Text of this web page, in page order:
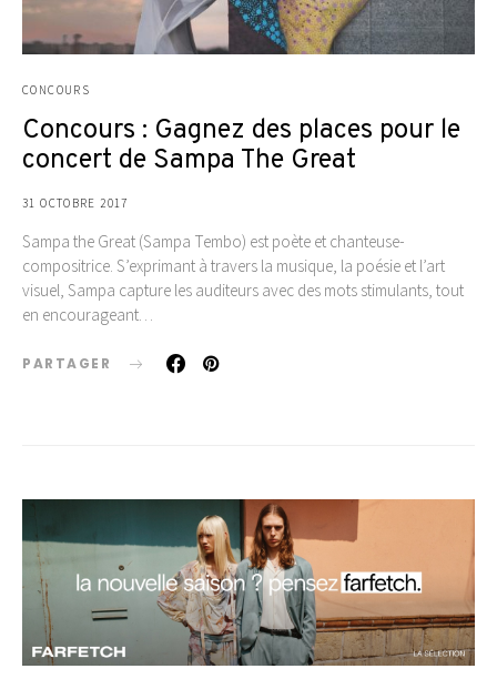
CONCOURS
Concours : Gagnez des places pour le
concert de Sampa The Great
31 OCTOBRE 2017
Sampa the Great (Sampa Tembo) est poète et chanteuse-
compositrice. S’exprimant à travers la musique, la poésie et l’art
visuel, Sampa capture les auditeurs avec des mots stimulants, tout
en encourageant…
PARTAGER